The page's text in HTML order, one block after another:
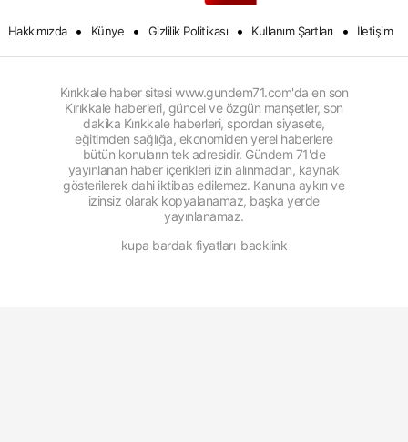
Hakkımızda • Künye • Gizlilik Politikası • Kullanım Şartları • İletişim
Kırıkkale haber sitesi www.gundem71.com'da en son
Kırıkkale haberleri, güncel ve özgün manşetler, son
dakika Kırıkkale haberleri, spordan siyasete,
eğitimden sağlığa, ekonomiden yerel haberlere
bütün konuların tek adresidir. Gündem 71'de
yayınlanan haber içerikleri izin alınmadan, kaynak
gösterilerek dahi iktibas edilemez. Kanuna aykırı ve
izinsiz olarak kopyalanamaz, başka yerde
yayınlanamaz.
kupa bardak fiyatları backlink